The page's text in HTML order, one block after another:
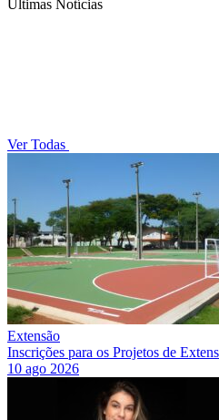
Últimas Notícias
Ver Todas
Extensão
Inscrições para os Projetos de
10 ago 2026